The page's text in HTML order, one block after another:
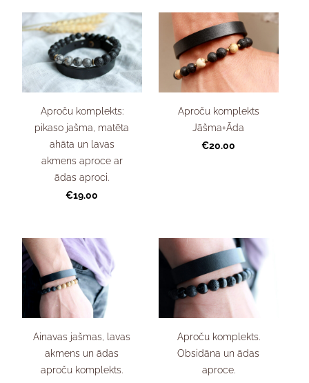
Aproču komplekts:
pikaso jašma, matēta
ahāta un lavas
akmens aproce ar
ādas aproci.
€19.00
Aproču komplekts
Jāšma+Āda
€20.00
Ainavas jašmas, lavas
akmens un ādas
aproču komplekts.
Aproču komplekts.
Obsidāna un ādas
aproce.